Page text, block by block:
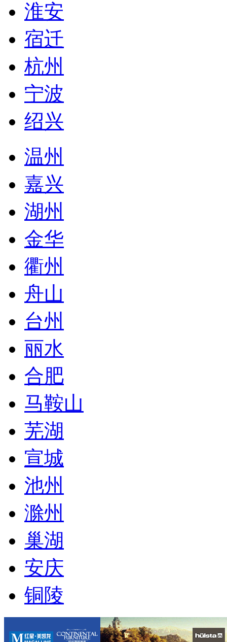
淮安
宿迁
杭州
宁波
绍兴
温州
嘉兴
湖州
金华
衢州
舟山
台州
丽水
合肥
马鞍山
芜湖
宣城
池州
滁州
巢湖
安庆
铜陵